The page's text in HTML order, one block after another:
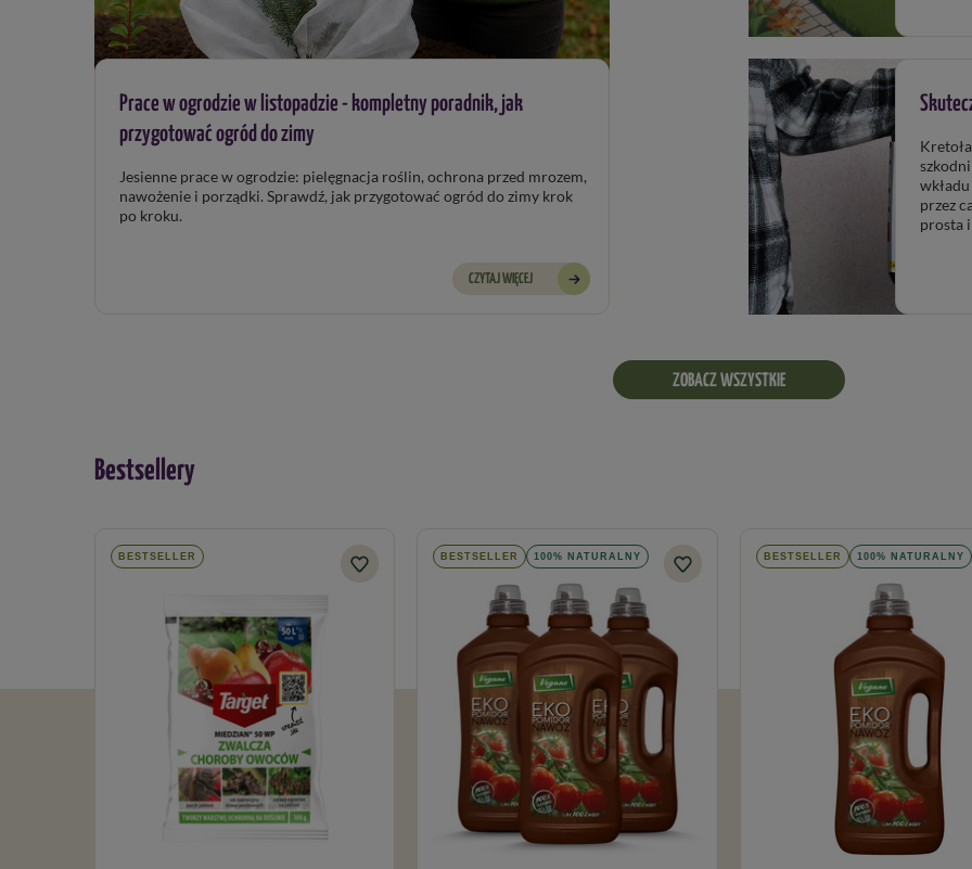
Prace w ogrodzie w listopadzie - kompletny poradnik, jak
przygotować ogród do zimy
Jesienne prace w ogrodzie: pielęgnacja roślin, ochrona przed mrozem,
nawożenie i porządki. Sprawdź, jak przygotować ogród do zimy krok
po kroku.
CZYTAJ WIĘCEJ
wkładu pirotechnicznego w tunelu kreta. Urządzenie działa
przez cały rok, jest wielokrotnego użytku, a
ZOBACZ WSZYSTKIE
Bestsellery
BESTSELLER BESTSELLER 100% NATURALNY BESTSELLER 100% NATURALNY